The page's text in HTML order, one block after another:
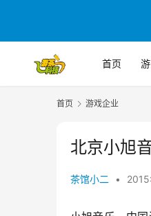
首页
首页 游戏企业
北京小旭
茶馆小二 •